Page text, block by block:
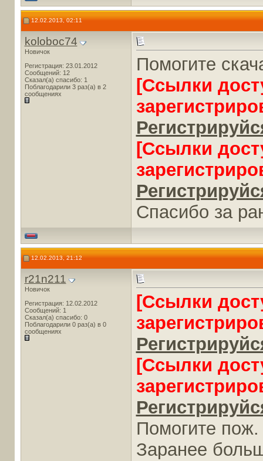
12.02.2013, 02:11
koloboc74
Новичок
Регистрация: 23.01.2012
Сообщений: 12
Сказал(а) спасибо: 1
Поблагодарили 3 раз(а) в 2
сообщениях
Помогите
[Ссылки
[Ссылки
Спасибо за
12.02.2013, 21:12
r21n211
Новичок
Регистрация: 12.02.2012
Сообщений: 1
Сказал(а) спасибо: 0
Поблагодарили 0 раз(а) в 0
сообщениях
[Ссылки
[Ссылки
Помогите
Заранее